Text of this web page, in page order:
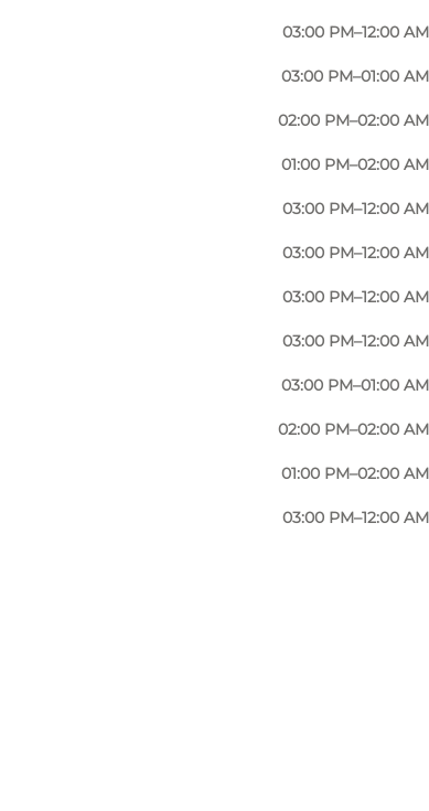
03:00 PM–12:00 AM
03:00 PM–01:00 AM
02:00 PM–02:00 AM
01:00 PM–02:00 AM
03:00 PM–12:00 AM
03:00 PM–12:00 AM
03:00 PM–12:00 AM
03:00 PM–12:00 AM
03:00 PM–01:00 AM
02:00 PM–02:00 AM
01:00 PM–02:00 AM
03:00 PM–12:00 AM